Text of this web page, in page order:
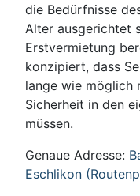
die Bedürfnisse
Alter ausgerichtet
Erstvermietung
konzipiert, dass
lange wie möglich
Sicherheit in den
müssen.
Genaue Adresse:
Eschlikon